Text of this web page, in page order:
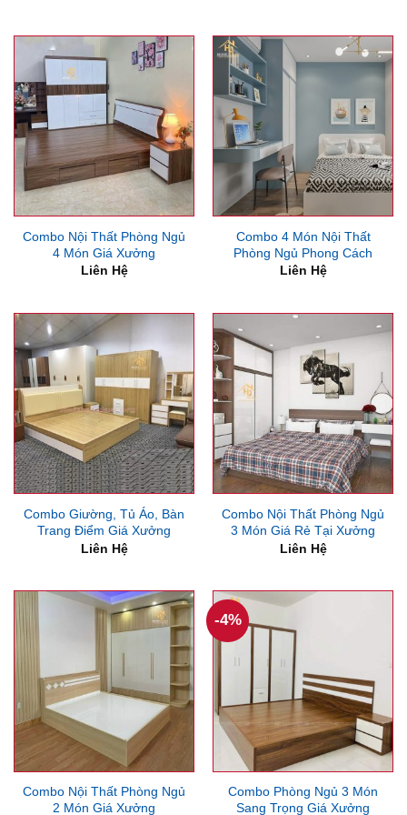
Combo Nội Thất Phòng Ngủ
4 Món Giá Xưởng
Liên Hệ
Combo 4 Món Nội Thất
Phòng Ngủ Phong Cách
Liên Hệ
Combo Giường, Tủ Áo, Bàn
Trang Điểm Giá Xưởng
Liên Hệ
Combo Nội Thất Phòng Ngủ
3 Món Giá Rẻ Tại Xưởng
Liên Hệ
Combo Nội Thất Phòng Ngủ
2 Món Giá Xưởng
-4%
Combo Phòng Ngủ 3 Món
Sang Trọng Giá Xưởng